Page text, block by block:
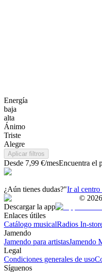
Energía
baja
alta
Ánimo
Triste
Alegre
Aplicar filtros
Desde 7,99 €/mesEncuentra el
¿Aún tienes dudas?"Ir al centro
© 2026
Descargar la app
Enlaces útiles
Catálogo musicalRadios In-
Jamendo
Jamendo para artistasJamendo
Legal
Condiciones generales de uso
Síguenos